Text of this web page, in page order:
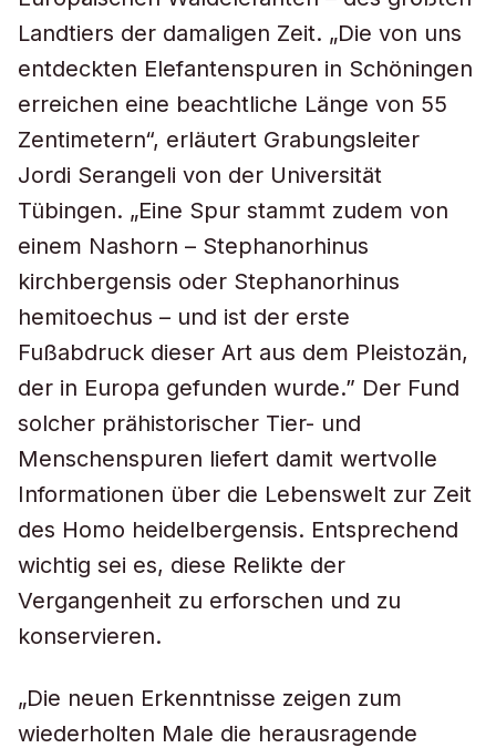
Landtiers der damaligen Zeit. „Die von uns
entdeckten Elefantenspuren in Schöningen
erreichen eine beachtliche Länge von 55
Zentimetern“, erläutert Grabungsleiter
Jordi Serangeli von der Universität
Tübingen. „Eine Spur stammt zudem von
einem Nashorn – Stephanorhinus
kirchbergensis oder Stephanorhinus
hemitoechus – und ist der erste
Fußabdruck dieser Art aus dem Pleistozän,
der in Europa gefunden wurde.” Der Fund
solcher prähistorischer Tier- und
Menschenspuren liefert damit wertvolle
Informationen über die Lebenswelt zur Zeit
des Homo heidelbergensis. Entsprechend
wichtig sei es, diese Relikte der
Vergangenheit zu erforschen und zu
konservieren.
„Die neuen Erkenntnisse zeigen zum
wiederholten Male die herausragende